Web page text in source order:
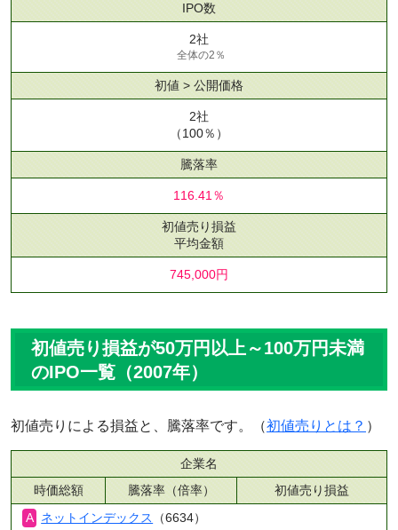
IPO数
2社
全体の2％
初値 > 公開価格
2社
（100％）
騰落率
116.41％
初値売り損益
平均金額
745,000円
初値売り損益が50万円以上～100万円未満
のIPO一覧（2007年）
初値売りによる損益と、騰落率です。（初値売りとは？ ）
企業名
時価総額
騰落率（倍率）
初値売り損益
ネットインデックス
（6634）